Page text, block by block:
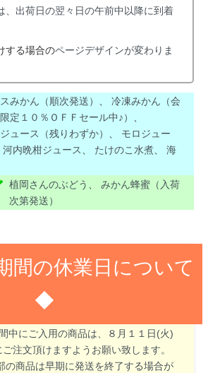
、出荷日の翌々日の午前中以降に到着
する場合のページデザインが変わりま
みかん（順次発送） 、冷凍みかん（会
定１０％ＯＦＦセール中♪）
ュース（残りわずか）
モロジュー
河内晩柑ジュース たけのこ水煮 、海
植岡さんのぶどう 、みかん蜂蜜（入荷
次第発送）
の休業日について
◆
)～１６日(日)はお盆期間のため休業
にご入用の商品は、８月１１日(火)
ご注文頂けますようお願い致します。
は早期に発送を終了する場合が